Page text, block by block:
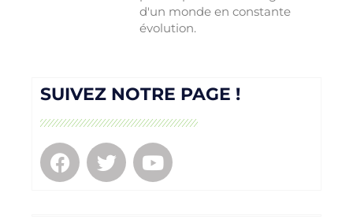
d'un monde en constante
évolution.
SUIVEZ NOTRE PAGE !